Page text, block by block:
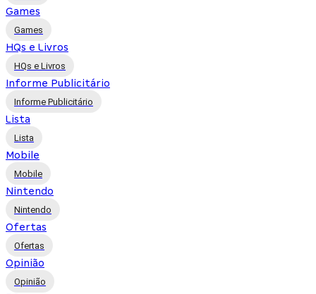
Games
Games
HQs e Livros
HQs e Livros
Informe Publicitário
Informe Publicitário
Lista
Lista
Mobile
Mobile
Nintendo
Nintendo
Ofertas
Ofertas
Opinião
Opinião